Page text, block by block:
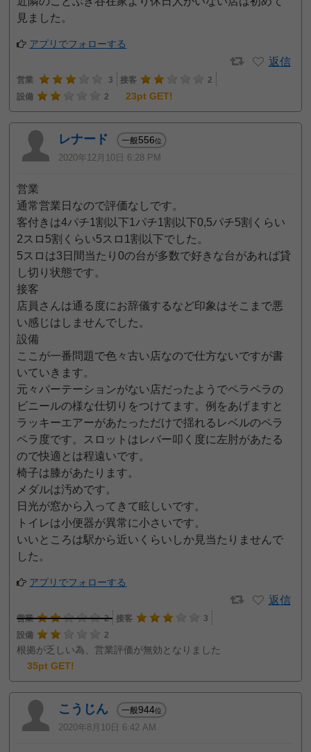
見ました。
アプリでフォローする
返信
営業 3 接客
2
設備
2 23pt GET!
レナード 一般556位
2020年12月10日 6:28 PM
営業
通常営業日なので評価なしです。
客付きは4パチ1割以下1パチ1割以下0,5パチ5割くらい
2スロ5割くらい5スロ1割以下でした。
5スロは3日間当たり0の台が多数で好きな台があれば貸
し切り状態です。
接客
店員さんは通る度にお辞儀するなど印象はそこまで悪
い感じはしませんでした。
設備
ここが一番問題で色々古い店なので仕方ないですが書
いていきます。
元々パーテーションがない店だったようでペラペラの
ビニールの様な仕切りをつけてます。例をあげますと
ラッキーエアーがあたっただけで揺れるレベルのペラ
ペラ度です。スロットはレバー叩く度に左肘があたる
ので快適とは程遠いです。
椅子は膝があたります。
メダルは汚めです。
日光が窓から入ってきて眩しいです。
トイレは小便器が異常に小さいです。
いいところは駅から近いくらいしか見当たりませんで
した。
アプリでフォローする
返信
営業 2 接客
3
設備
2
根拠が乏しい為、営業評価が無効となりました
35pt GET!
こうじん 一般944位
2020年8月10日 6:42 AM